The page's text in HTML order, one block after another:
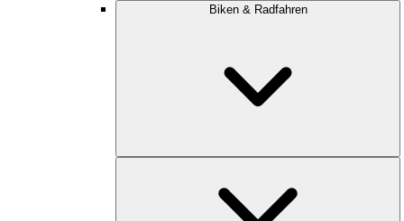
Biken & Radfahren